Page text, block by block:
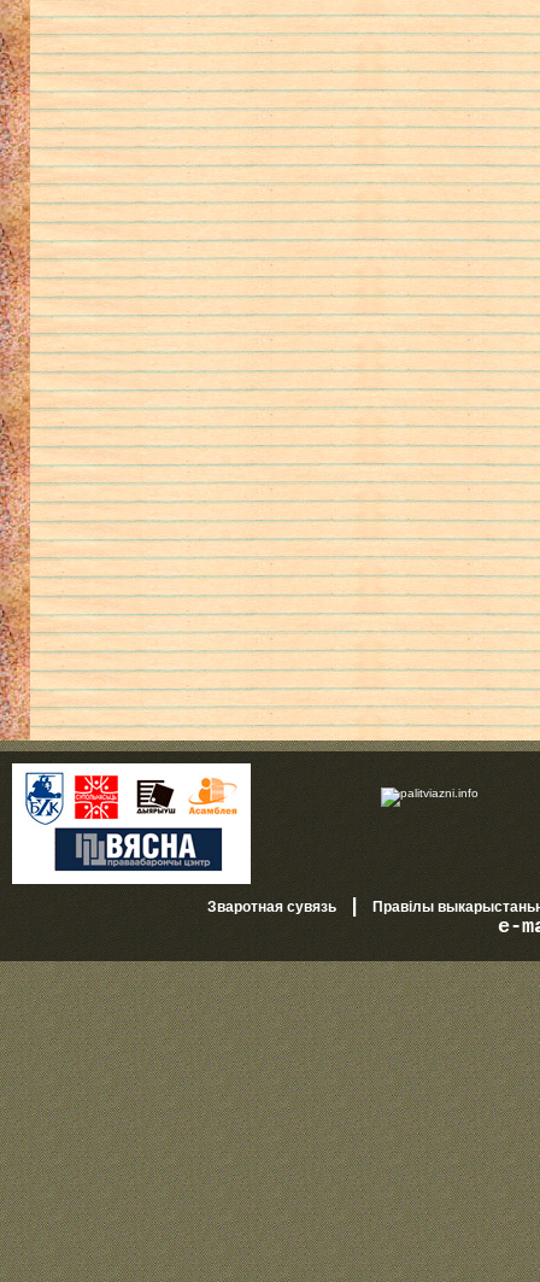
Зваротная сувязь|Правілы
e-